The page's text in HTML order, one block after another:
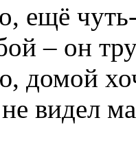
ещё
– он
домой
видел